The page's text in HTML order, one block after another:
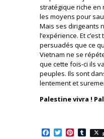
stratégique riche en
les moyens pour
Mais ses dirigeants
l’expérience. Et
persuadés que ce
Vietnam ne se
que cette fois-ci ils
peuples. Ils sont
lentement et
Palestine vivra !
Facebook
Twitter